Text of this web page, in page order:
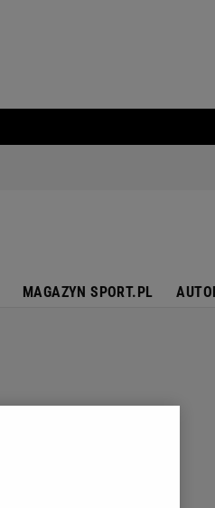
MAGAZYN SPORT.PL